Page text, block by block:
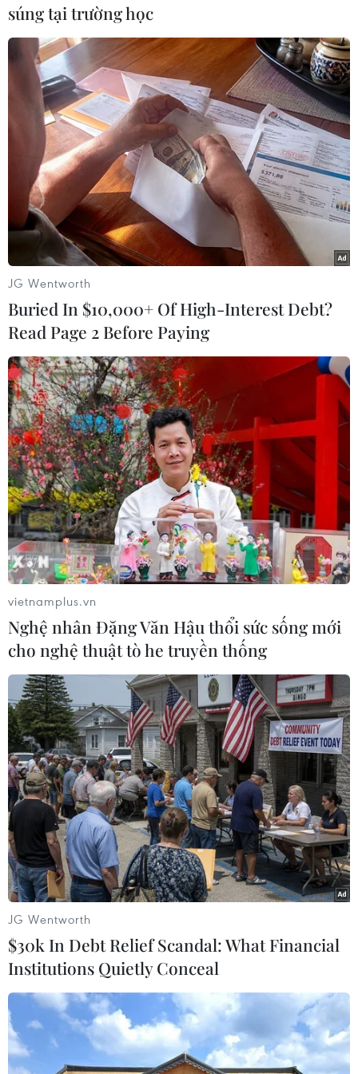
#Nhóm cực đoan
#Âm mưu đánh bom
#Nhà thờ Đức Bà
#Thủ đô Paris #Thuốc lá Pháp
TIN LIÊN QUAN
Vụ cháy Nhà thờ Đức Bà Paris: Lấp lánh
tình đoàn kết từ những tro tàn
17/04/2019 12:23
Từ các nơi, mọi tầng lớp người dân đều ủng hộ tiền, vật
liệu với tâm huyết phục dựng lại biểu tượng lịch sử của
nước Pháp, từ các nhà tỷ phú ủng hộ hàng trăm triệu
euro cho đến những người bình dân.
súng tại trường học
JG Wentworth
Buried In $10,000+ Of High-Interest Debt?
Read Page 2 Before Paying
vietnamplus.vn
Nghệ nhân Đặng Văn Hậu thổi sức sống mới
cho nghệ thuật tò he truyền thống
JG Wentworth
$30k In Debt Relief Scandal: What Financial
Institutions Quietly Conceal